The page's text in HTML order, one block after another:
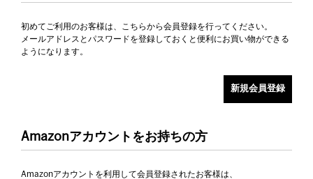
初めてご利用のお客様は、こちらから会員登録を行ってください。
メールアドレスとパスワードを登録しておくと便利にお買い物ができる
ようになります。
Amazonアカウントをお持ちの方
Amazonアカウントを利用して会員登録されたお客様は、